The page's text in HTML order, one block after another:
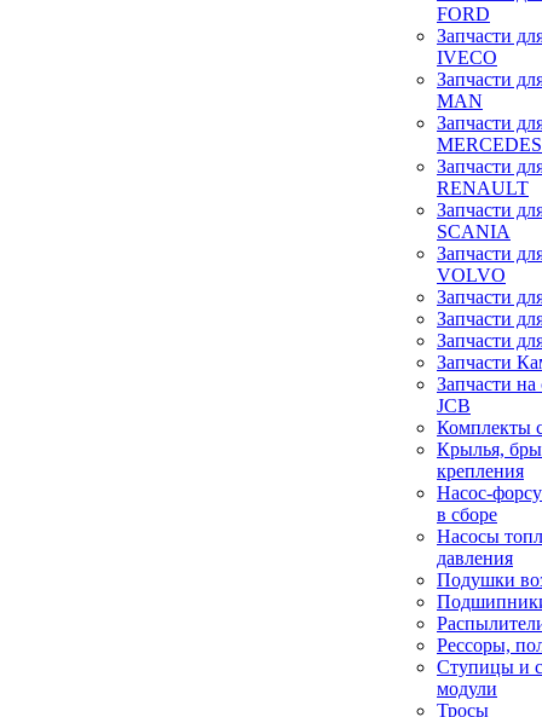
FORD
Запчасти
IVECO
Запчасти
MAN
Запчасти
Запчасти
RENAULT
Запчасти
SCANIA
Запчасти
VOLVO
Запчасти
Запчасти
Запчасти
Запчасти
Запчасти
JCB
Комплекты
Крылья,
крепления
Насос-
в сборе
Насосы
давления
Подушки
Рессоры,
Ступицы и
модули
Тросы